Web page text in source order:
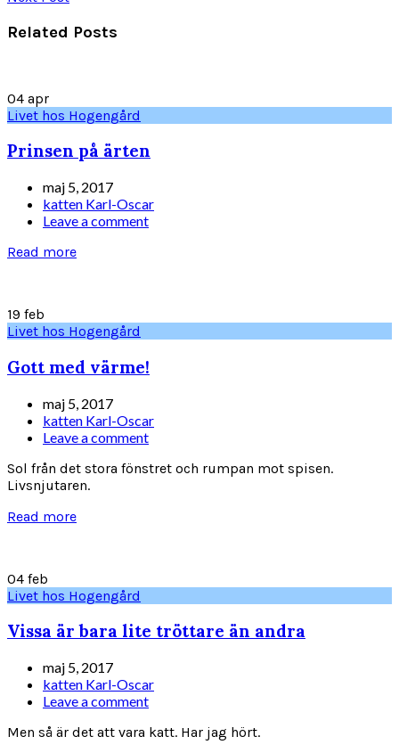
Related Posts
04 apr
Livet hos Hogengård
Prinsen på ärten
maj 5, 2017
katten Karl-Oscar
Leave a comment
Read more
19 feb
Livet hos Hogengård
Gott med värme!
maj 5, 2017
katten Karl-Oscar
Leave a comment
Sol från det stora fönstret och rumpan mot spisen.
Livsnjutaren.
Read more
04 feb
Livet hos Hogengård
Vissa är bara lite tröttare än andra
maj 5, 2017
katten Karl-Oscar
Leave a comment
Men så är det att vara katt. Har jag hört.